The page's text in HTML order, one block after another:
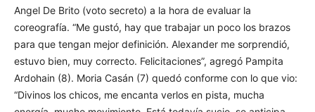
Angel De Brito (voto secreto) a la hora de evaluar la
coreografía. “Me gustó, hay que trabajar un poco los brazos
para que tengan mejor definición. Alexander me sorprendió,
estuvo bien, muy correcto. Felicitaciones”, agregó Pampita
Ardohain (8). Moria Casán (7) quedó conforme con lo que vio:
“Divinos los chicos, me encanta verlos en pista, mucha